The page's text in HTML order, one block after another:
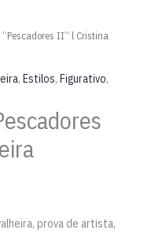
II” l Cristina
, Estilos, Figurativo,
prova de artista,